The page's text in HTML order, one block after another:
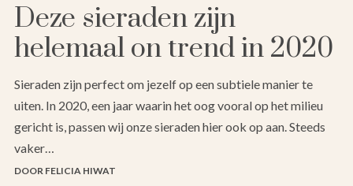
Deze sieraden zijn
helemaal on trend in 2020
Sieraden zijn perfect om jezelf op een subtiele manier te
uiten. In 2020, een jaar waarin het oog vooral op het milieu
gericht is, passen wij onze sieraden hier ook op aan. Steeds
vaker…
DOOR FELICIA HIWAT